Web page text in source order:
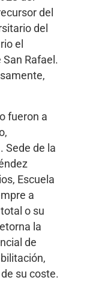
del
del
el
Rafael.
fueron a
Sede de la
Escuela
a
o su
la
de
su coste.